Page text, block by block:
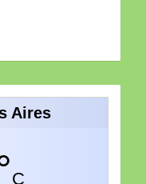
Aires
C